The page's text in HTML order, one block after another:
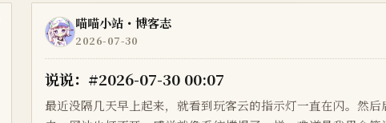
喵喵小站・博客志
2026-07-30
说说：#2026-07-30 00:07
最近没隔几天早上起来，就看到玩客云的指示灯一直在闪。然后